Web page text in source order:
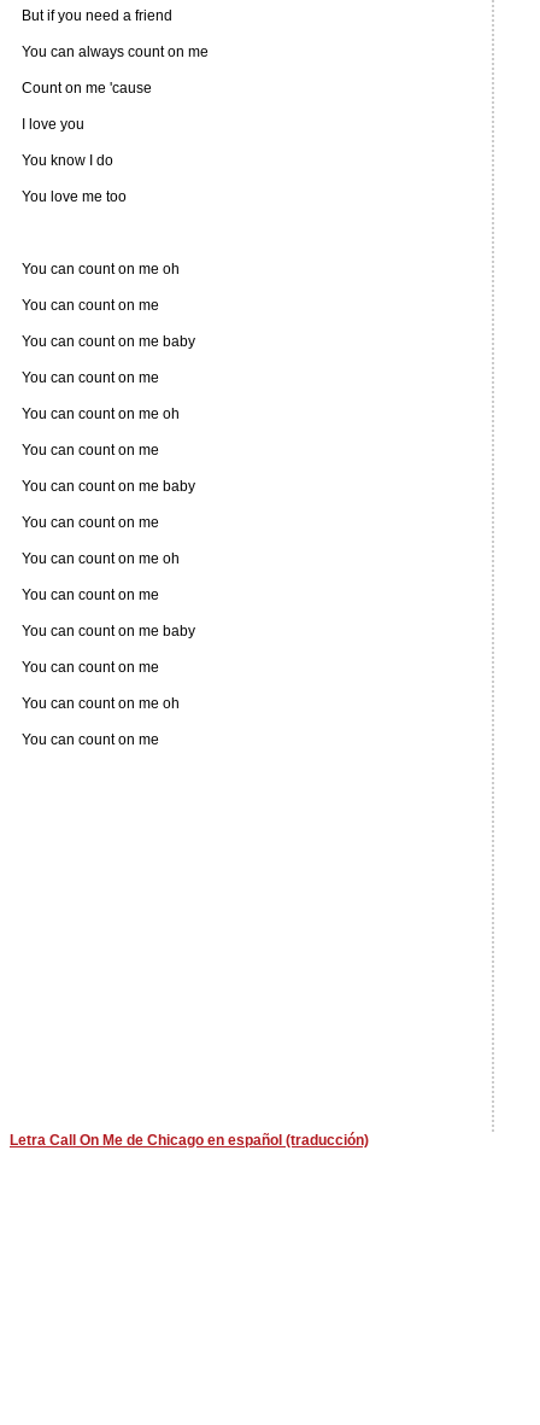
But if you need a friend
You can always count on me
Count on me 'cause
I love you
You know I do
You love me too
You can count on me oh
You can count on me
You can count on me baby
You can count on me
You can count on me oh
You can count on me
You can count on me baby
You can count on me
You can count on me oh
You can count on me
You can count on me baby
You can count on me
You can count on me oh
You can count on me
Letra Call On Me de Chicago en español (traducción)